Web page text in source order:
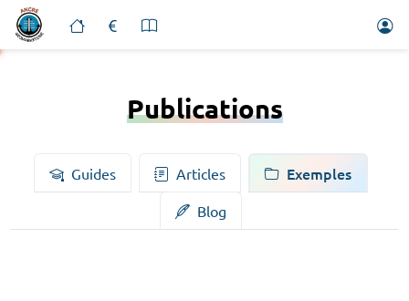
Publications
Guides Articles Exemples
Blog